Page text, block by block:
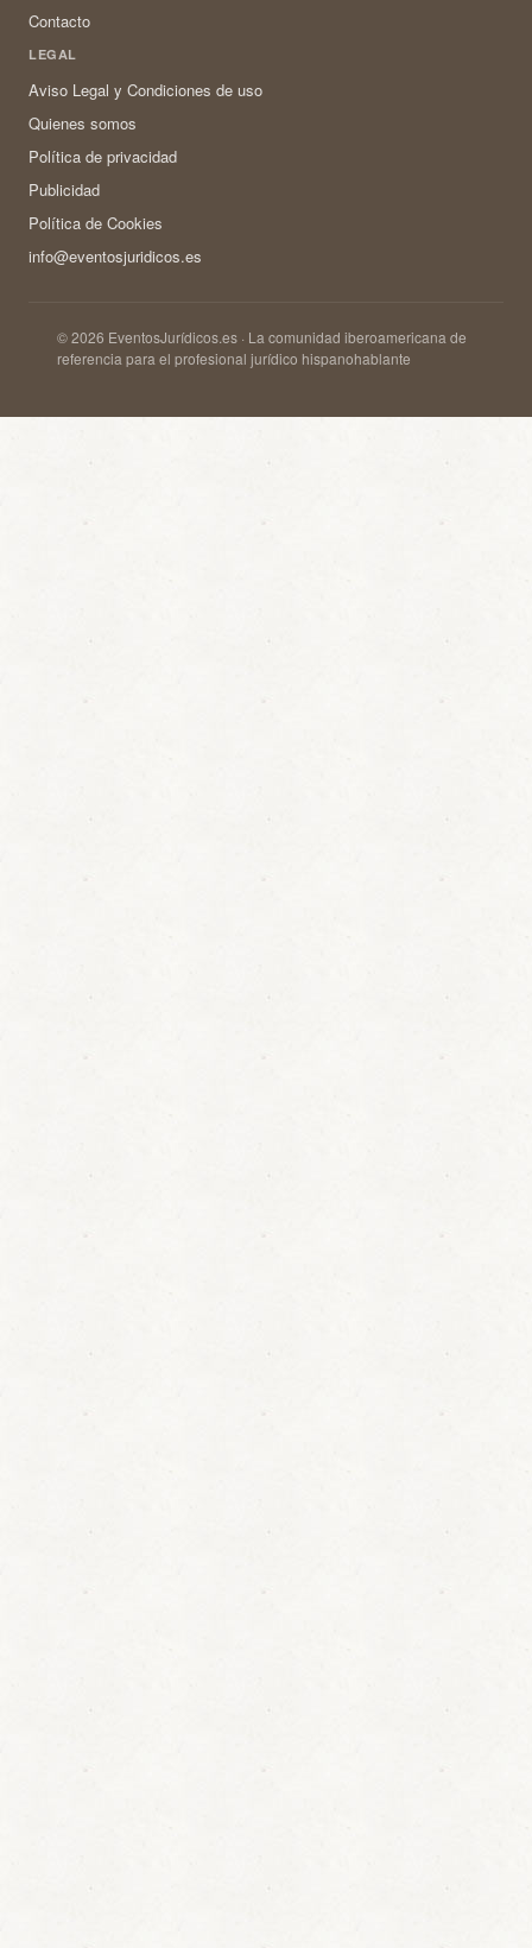
Contacto
LEGAL
Aviso Legal y Condiciones de uso
Quienes somos
Política de privacidad
Publicidad
Política de Cookies
info@eventosjuridicos.es
© 2026 EventosJurídicos.es · La comunidad iberoamericana de
referencia para el profesional jurídico hispanohablante